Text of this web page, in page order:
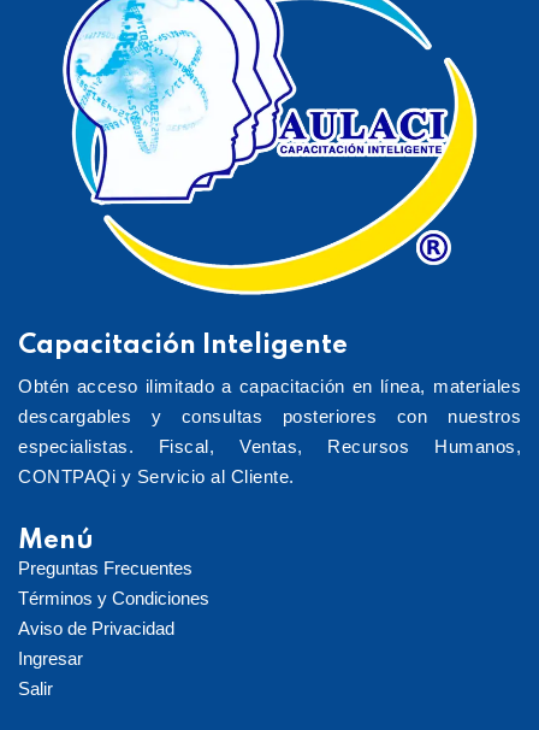
Capacitación Inteligente
Obtén acceso ilimitado a capacitación en línea, materiales
descargables y consultas posteriores con nuestros
especialistas. Fiscal, Ventas, Recursos Humanos,
CONTPAQi y Servicio al Cliente.
Menú
Preguntas Frecuentes
Términos y Condiciones
Aviso de Privacidad
Ingresar
Salir